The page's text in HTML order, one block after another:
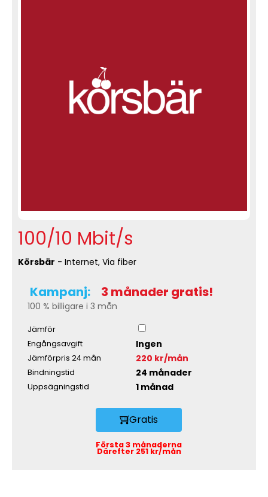
100/10 Mbit/s
Körsbär - Internet, Via fiber
Kampanj: 3 månader gratis!
100 % billigare i 3 mån
Jämför
Engångsavgift
Ingen
Jämförpris 24 mån 220 kr/mån
Bindningstid 24 månader
Uppsägningstid 1 månad
Gratis
Första 3 månaderna
Därefter 251 kr/mån